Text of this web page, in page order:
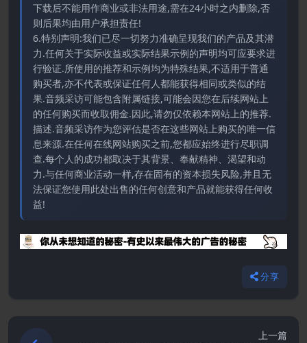
下载后不能用作商业或非法用途,需在24小时之内删除,否
则后果均由用户承担责任!
6.特别声明:我们已尽一切努力准确呈现我们的产品及其潜
力.任何关于实际收益或实际结果示例的声明均可应要求进
行验证.所使用的推荐和示例均为特殊结果,不适用于普通
购买者,亦不代表或保证任何人都能获得相同或类似的结
果.音频采访可能包含附属链接,可能会因您在后续网站上
的任何购买而收取佣金.因此,请勿仅依赖本网站上的推荐.
描述.音频采访作为您评估是否在这些网站上购买的唯一信
息来源.在任何在线网站购买之前,您都应始终进行尽职调
查.每个人的成功都取决于其背景、奉献精神、渴望和动
力.与任何商业活动一样,存在固有的资本损失风险,并且无
法保证您使用此处出售的任何创意和产品就能获得任何收
益!
分享
上一篇